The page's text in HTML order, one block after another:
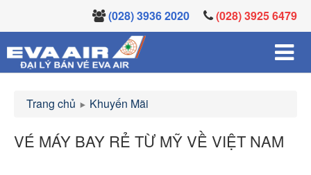
(028) 3936 2020 (028) 3925 6479
Trang chủ Khuyến Mãi
VÉ MÁY BAY RẺ TỪ MỸ VỀ VIỆT NAM